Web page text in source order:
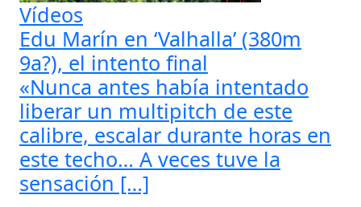
Vídeos
Edu Marín en ‘Valhalla’ (380m
9a?), el intento final
«Nunca antes había intentado
liberar un multipitch de este
calibre, escalar durante horas en
este techo… A veces tuve la
sensación […]